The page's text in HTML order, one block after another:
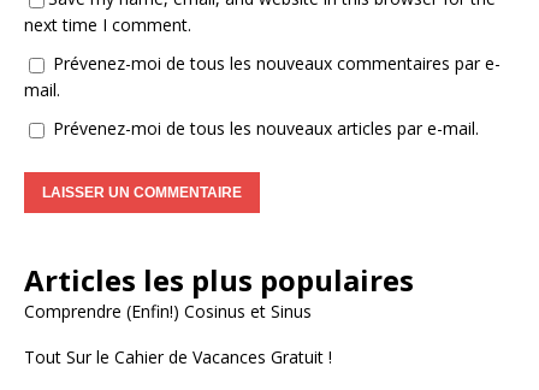
next time I comment.
Prévenez-moi de tous les nouveaux commentaires par e-
mail.
Prévenez-moi de tous les nouveaux articles par e-mail.
t
e
n
Articles les plus populaires
Comprendre (Enfin!) Cosinus et Sinus
Tout Sur le Cahier de Vacances Gratuit !